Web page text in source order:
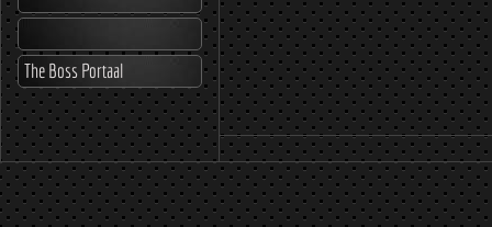
The Boss Portaal